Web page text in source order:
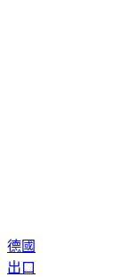
德國
出口